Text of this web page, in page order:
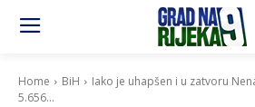
Home BiH
Iako je uhapšen i u zatvoru
5.656...